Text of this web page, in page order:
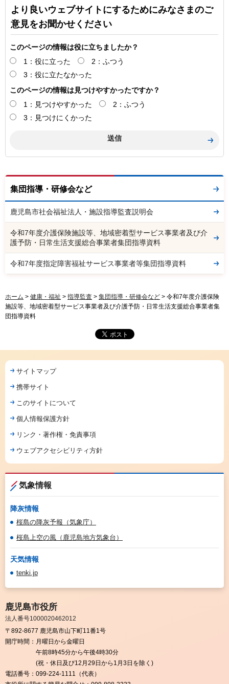
より良いウェブサイトにするためにみなさまのご
意見をお聞かせください
このページの情報は役に立ちましたか？
1：役に立った
2：ふつう
3：役に立たなかった
このページの情報は見つけやすかったですか？
1：見つけやすかった
2：ふつう
3：見つけにくかった
集団指導・研修会など
鹿児島市社会福祉法人・施設指導監査説明会
令和7年度介護保険施設等、地域密着型サービス事業者及び介
護予防・日常生活支援総合事業者集団指導資料
令和7年度指定障害福祉サービス事業者等集団指導資料
ホーム > 健康・福祉 > 指導監査 > 集団指導・研修会など > 令和7年度介護保険
施設等、地域密着型サービス事業者及び介護予防・日常生活支援総合事業者集
団指導資料
サイトマップ
携帯サイト
このサイトについて
個人情報保護方針
リンク・著作権・免責事項
ウェブアクセシビリティ方針
気象情報
降灰情報
桜島の降灰予報（気象庁）
桜島上空の風（鹿児島地方気象台）
天気情報
tenki.jp
鹿児島市役所
法人番号1000020462012
〒892-8677 鹿児島市山下町11番1号
開庁時間： 月曜日から金曜日
午前8時45分から午後4時30分
(祝・休日及び12月29日から1月3日を除く)
電話番号： 099-224-1111（代表）